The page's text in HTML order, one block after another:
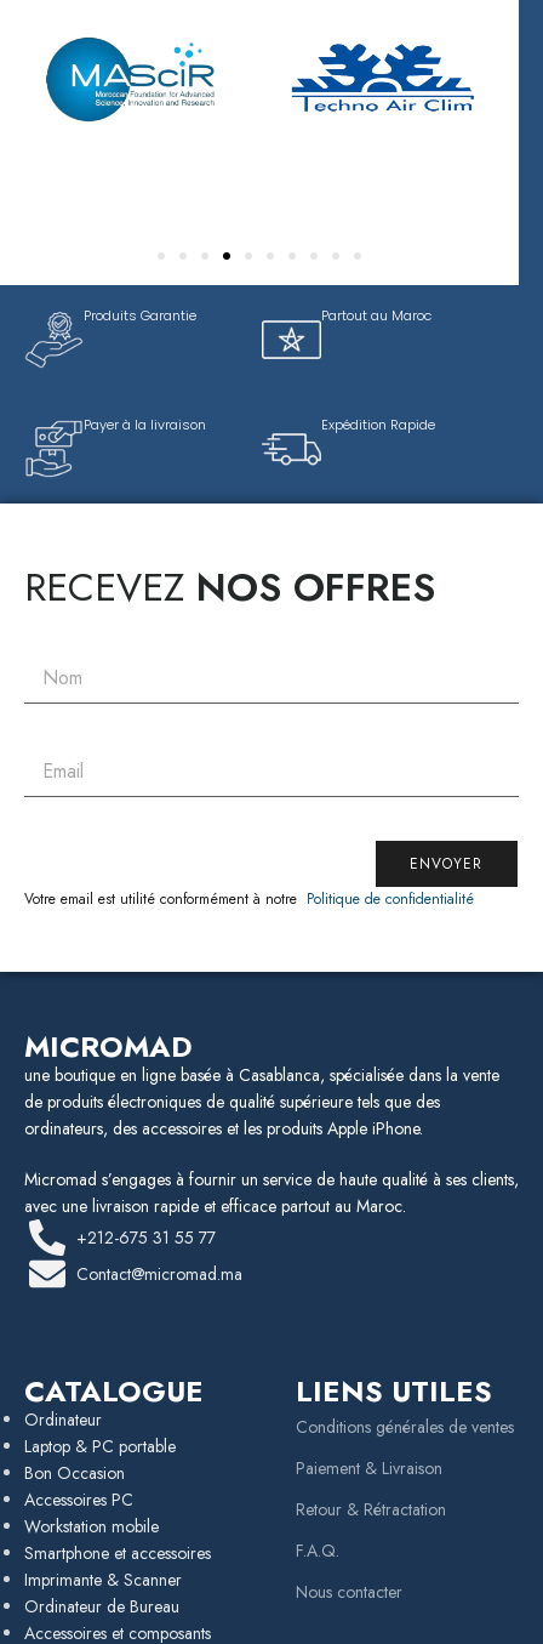
Produits Garantie Partout au Maroc
Payer à la livraison Expédition Rapide
RECEVEZ NOS OFFRES
ENVOYER
Votre email est utilité conformément à notre Politique de confidentialité
MICROMAD
une boutique en ligne basée à Casablanca, spécialisée dans la vente
de produits électroniques de qualité supérieure tels que des
ordinateurs, des accessoires et les produits Apple iPhone.
Micromad s’engages à fournir un service de haute qualité à ses clients,
avec une livraison rapide et efficace partout au Maroc.
+212-675 31 55 77
Contact@micromad.ma
CATALOGUE
Ordinateur
Laptop & PC portable
Bon Occasion
Accessoires PC
Workstation mobile
Smartphone et accessoires
Imprimante & Scanner
Ordinateur de Bureau
Accessoires et composants
LIENS UTILES
Conditions générales de ventes
Paiement & Livraison
Retour & Rétractation
F.A.Q.
Nous contacter